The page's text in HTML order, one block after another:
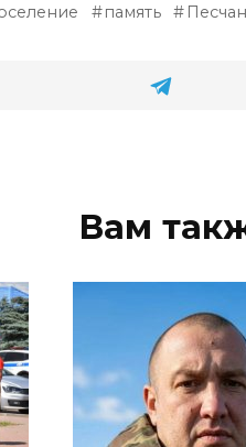
память
Вам